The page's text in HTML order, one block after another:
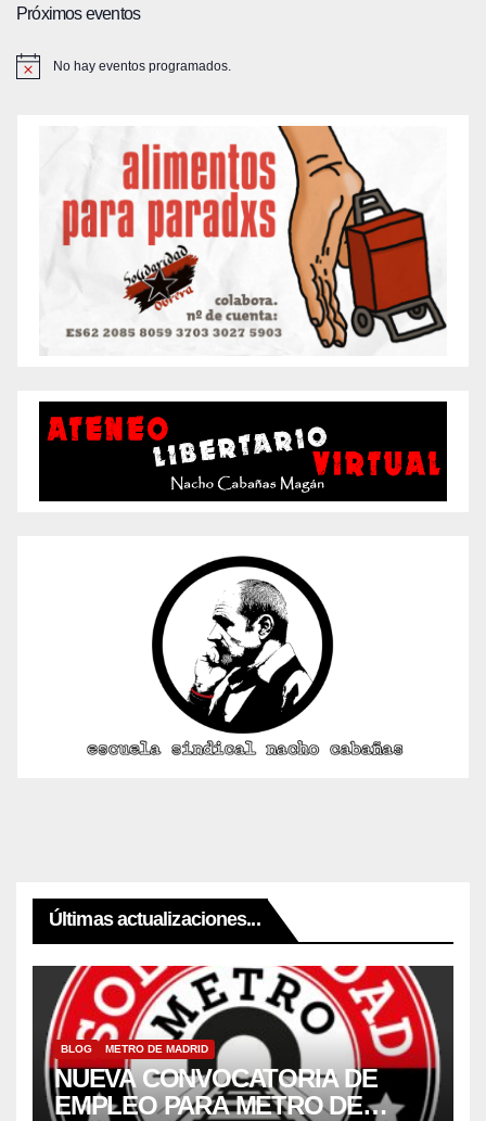
Próximos eventos
No hay eventos programados.
Últimas actualizaciones...
BLOG METRO DE MADRID
NUEVA CONVOCATORIA DE
EMPLEO PARA METRO DE